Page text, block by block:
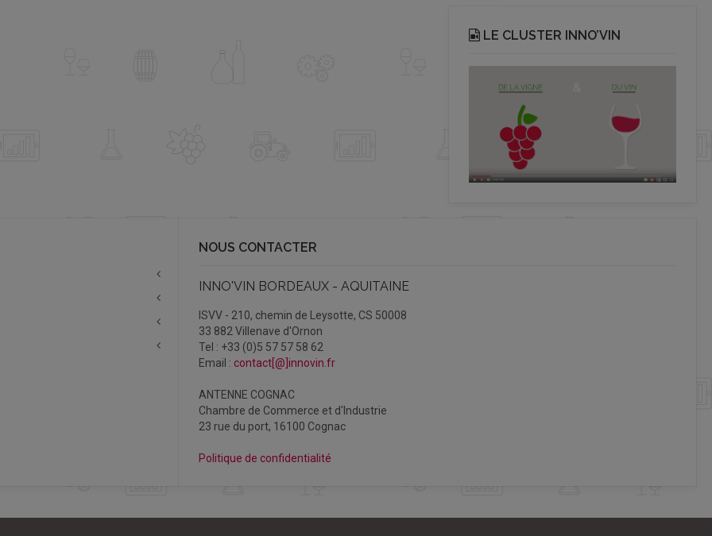
LE CLUSTER INNO’VIN
NOUS CONTACTER
INNO'VIN BORDEAUX - AQUITAINE
ISVV - 210, chemin de Leysotte, CS 50008
33 882 Villenave d'Ornon
Tel : +33 (0)5 57 57 58 62
Email : contact[@]innovin.fr
ANTENNE COGNAC
Chambre de Commerce et d'Industrie
23 rue du port, 16100 Cognac
Politique de confidentialité